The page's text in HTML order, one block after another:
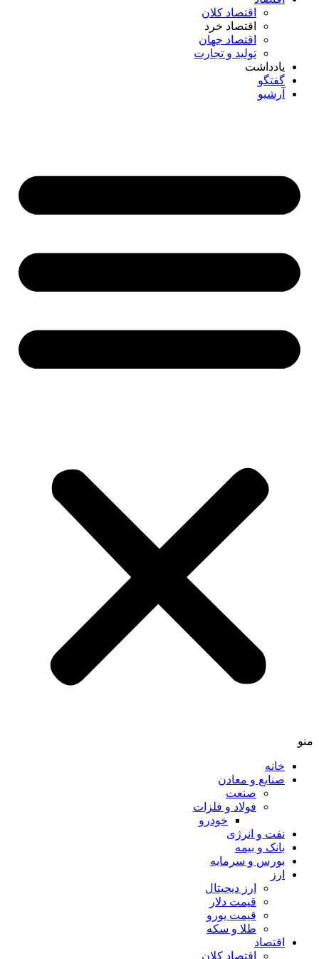
اقتصاد کلان
اقتصاد خرد
اقتصاد جهان
تولید و تجارت
یادداشت
گفتگو
آرشیو
خانه
صنایع و معادن
صنعت
فولاد و فلزات
خودرو
نفت و انرژی
بانک و بیمه
بورس و سرمایه
ارز دیجیتال
قیمت دلار
قیمت یورو
طلا و سکه
اقتصاد
اقتصاد کلان